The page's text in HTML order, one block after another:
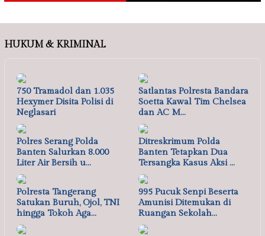
HUKUM & KRIMINAL
750 Tramadol dan 1.035
Hexymer Disita Polisi di
Neglasari
Satlantas Polresta Bandara
Soetta Kawal Tim Chelsea
dan AC M…
Polres Serang Polda
Banten Salurkan 8.000
Liter Air Bersih u…
Ditreskrimum Polda
Banten Tetapkan Dua
Tersangka Kasus Aksi …
Polresta Tangerang
Satukan Buruh, Ojol, TNI
hingga Tokoh Aga…
995 Pucuk Senpi Beserta
Amunisi Ditemukan di
Ruangan Sekolah…